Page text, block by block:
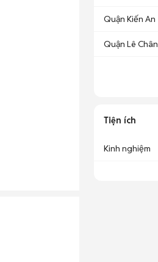
Quận Kiến An
Quận Lê Chân
Tiện ích
Kinh nghiệm